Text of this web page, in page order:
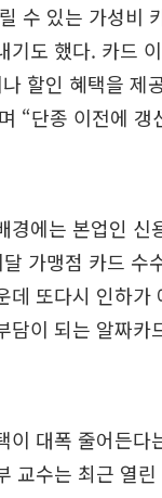
수 있는 가성비
기도 했다. 카드
할인 혜택을 제
“단종 이전에 갱
경에는 본업인 신
가맹점 카드 수
데 또다시 인하가
담이 되는 알짜카
이 대폭 줄어든다
교수는 최근 열